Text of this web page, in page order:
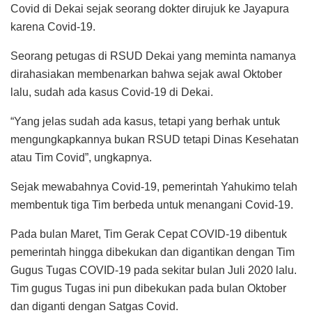
Covid di Dekai sejak seorang dokter dirujuk ke Jayapura
karena Covid-19.
Seorang petugas di RSUD Dekai yang meminta namanya
dirahasiakan membenarkan bahwa sejak awal Oktober
lalu, sudah ada kasus Covid-19 di Dekai.
“Yang jelas sudah ada kasus, tetapi yang berhak untuk
mengungkapkannya bukan RSUD tetapi Dinas Kesehatan
atau Tim Covid”, ungkapnya.
Sejak mewabahnya Covid-19, pemerintah Yahukimo telah
membentuk tiga Tim berbeda untuk menangani Covid-19.
Pada bulan Maret, Tim Gerak Cepat COVID-19 dibentuk
pemerintah hingga dibekukan dan digantikan dengan Tim
Gugus Tugas COVID-19 pada sekitar bulan Juli 2020 lalu.
Tim gugus Tugas ini pun dibekukan pada bulan Oktober
dan diganti dengan Satgas Covid.